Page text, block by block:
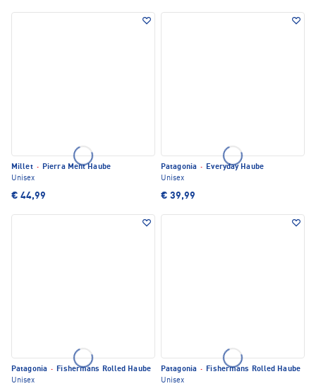
Millet · Pierra Ment Haube
Unisex
€ 44,99
Patagonia · Everyday Haube
Unisex
€ 39,99
Patagonia · Fishermans Rolled Haube
Unisex
Patagonia · Fishermans Rolled Haube
Unisex